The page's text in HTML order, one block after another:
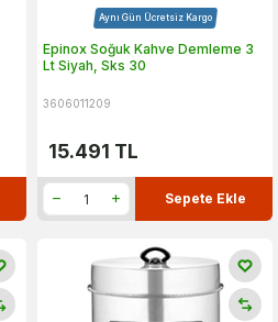
Aynı Gün Ücretsiz Kargo
Epinox Soğuk Kahve Demleme 3
Lt Siyah, Sks 30
3606011209
15.491 TL
Sepete Ekle